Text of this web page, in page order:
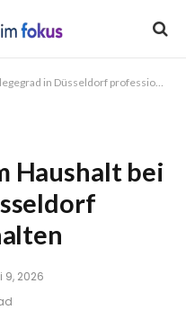
in Düsseldorf professionell erhalten
Haushalt bei
9, 2026